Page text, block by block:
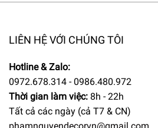
LIÊN HỆ VỚI CHÚNG TÔI
Hotline & Zalo:
0972.678.314 - 0986.480.972
Thời gian làm việc: 8h - 22h
Tất cả các ngày (cả T7 & CN)